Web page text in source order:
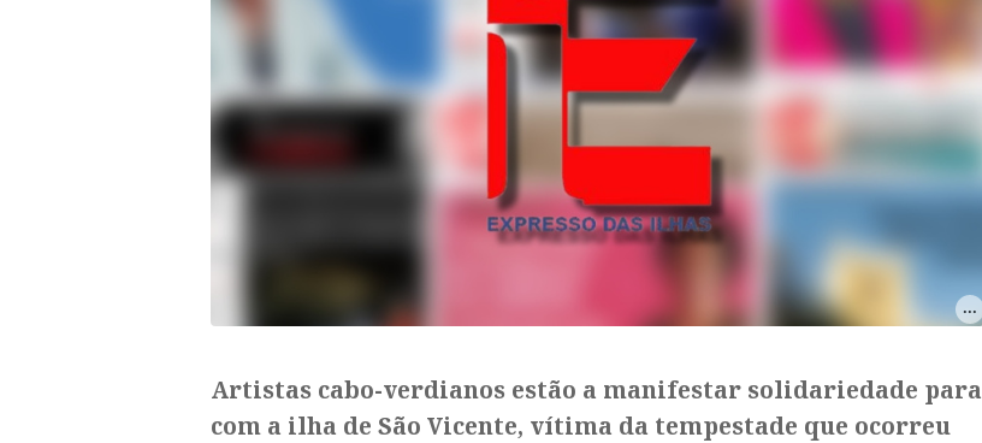
Artistas cabo-verdianos estão a manifestar solidariedade para
com a ilha de São Vicente, vítima da tempestade que ocorreu